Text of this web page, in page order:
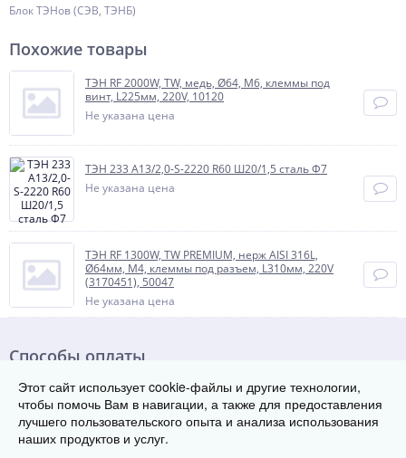
Блок ТЭНов (СЭВ, ТЭНБ)
Похожие товары
ТЭН RF 2000W, TW, медь, Ø64, М6, клеммы под
винт, L225мм, 220V, 10120
Не указана цена
ТЭН 233 А13/2,0-S-2220 R60 Ш20/1,5 сталь Ф7
Не указана цена
ТЭН RF 1300W, TW PREMIUM, нерж AISI 316L,
Ø64мм, М4, клеммы под разъем, L310мм, 220V
(3170451), 50047
Не указана цена
Способы оплаты
© Группа заводов теплового оборудования «ТЭК», 2018-2026
620043 , г. Екатеринбург, ул. Начдива Васильева 3А, 3 этаж, оф. 308
Этот сайт использует cookie-файлы и другие технологии,
чтобы помочь Вам в навигации, а также для предоставления
лучшего пользовательского опыта и анализа использования
наших продуктов и услуг.